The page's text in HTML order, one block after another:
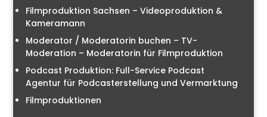
Filmproduktion Sachsen – Videoproduktion &
Kameramann
Moderator / Moderatorin buchen – TV-
Moderation – Moderatorin für Filmproduktion
Podcast Produktion: Full-Service Podcast
Agentur für Podcasterstellung und Vermarktung
Filmproduktionen